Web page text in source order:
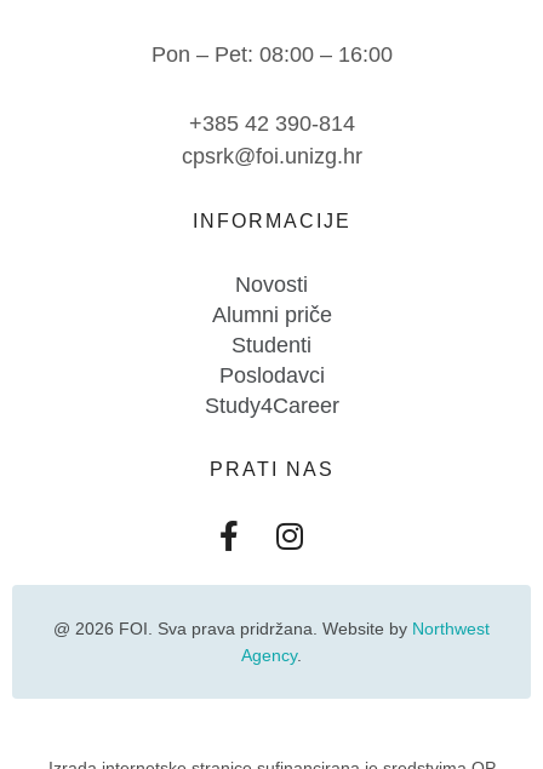
Pon – Pet: 08:00 – 16:00
+385 42 390-814
cpsrk@foi.unizg.hr
INFORMACIJE
Novosti
Alumni priče
Studenti
Poslodavci
Study4Career
PRATI NAS
@ 2026 FOI. Sva prava pridržana. Website by Northwest
Agency.